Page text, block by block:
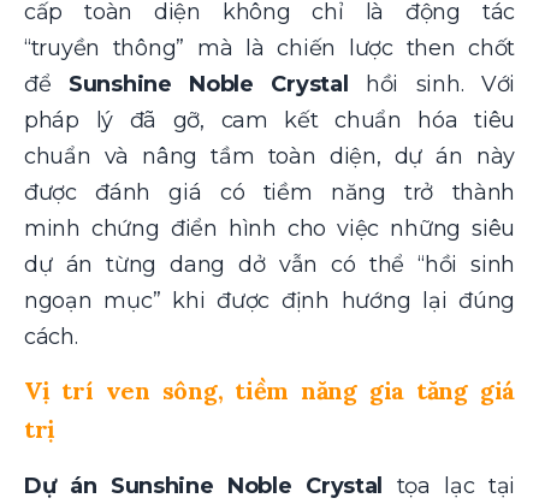
cấp toàn diện không chỉ là động tác
“truyền thông” mà là chiến lược then chốt
để Sunshine Noble Crystal
hồi sinh. Với
pháp lý đã gỡ, cam kết chuẩn hóa tiêu
chuẩn và nâng tầm toàn diện, dự án này
được đánh giá có tiềm năng trở thành
minh chứng điển hình cho việc những siêu
dự án từng dang dở vẫn có thể “hồi sinh
ngoạn mục” khi được định hướng lại đúng
cách.
Vị trí ven sông, tiềm năng gia tăng giá
trị
Dự án Sunshine Noble Crystal tọa lạc tại